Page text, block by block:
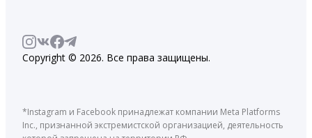
Copyright © 2026. Все права защищены.
*Instagram и Facebook принадлежат компании Meta Platforms
Inc., признанной экстремистской организацией, деятельность